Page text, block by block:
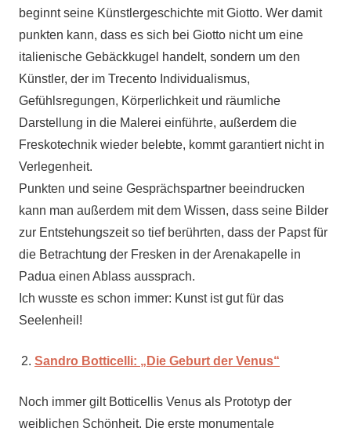
beginnt seine Künstlergeschichte mit Giotto. Wer damit
punkten kann, dass es sich bei Giotto nicht um eine
italienische Gebäckkugel handelt, sondern um den
Künstler, der im Trecento Individualismus,
Gefühlsregungen, Körperlichkeit und räumliche
Darstellung in die Malerei einführte, außerdem die
Freskotechnik wieder belebte, kommt garantiert nicht in
Verlegenheit.
Punkten und seine Gesprächspartner beeindrucken
kann man außerdem mit dem Wissen, dass seine Bilder
zur Entstehungszeit so tief berührten, dass der Papst für
die Betrachtung der Fresken in der Arenakapelle in
Padua einen Ablass aussprach.
Ich wusste es schon immer: Kunst ist gut für das
Seelenheil!
Sandro Botticelli: „Die Geburt der Venus“
Noch immer gilt Botticellis Venus als Prototyp der
weiblichen Schönheit. Die erste monumentale